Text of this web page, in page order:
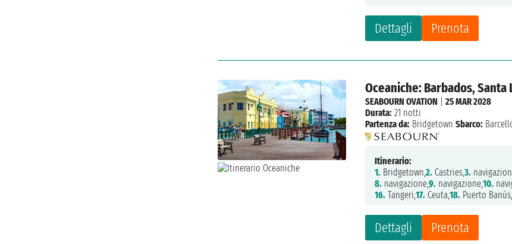
Dettagli Prenota
Oceaniche: Barbados,
Dettagli Prenota
SEABOURN OVATION |25 MAR 2028
Durata: 21 notti
Partenza da: Bridgetown Sbarco:
Itinerario:
1. Bridgetown,2. Castries,3.
8. navigazione,9. navigazione,10.
16. Tangeri,17. Ceuta,18. Puerto